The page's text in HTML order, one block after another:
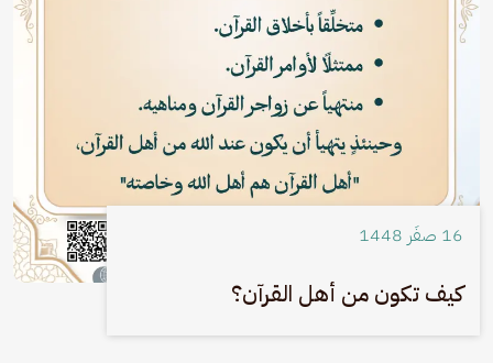
16 صفَر 1448
كيف تكون من أهل القرآن؟